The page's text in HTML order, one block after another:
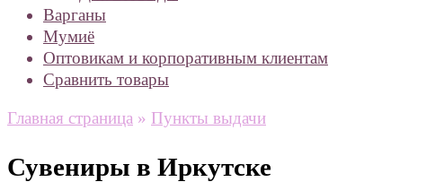
Варганы
Мумиё
Оптовикам и корпоративным клиентам
Сравнить товары
Главная страница » Пункты выдачи
Сувениры в Иркутске